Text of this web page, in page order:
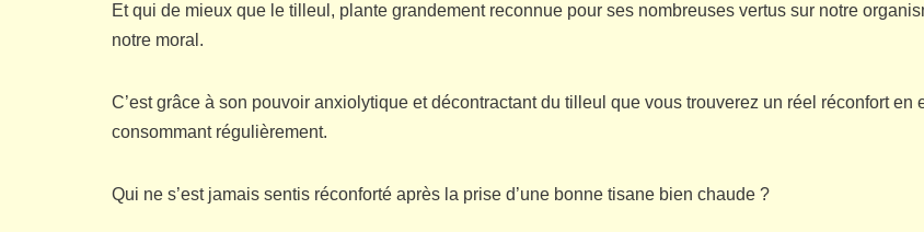
Et qui de mieux que le tilleul, plante grandement reconnue pour ses nombreuses vertus sur notre
notre moral.
C’est grâce à son pouvoir anxiolytique et décontractant du tilleul que vous trouverez un réel réconfort en
consommant régulièrement.
Qui ne s’est jamais sentis réconforté après la prise d’une bonne tisane bien chaude ?